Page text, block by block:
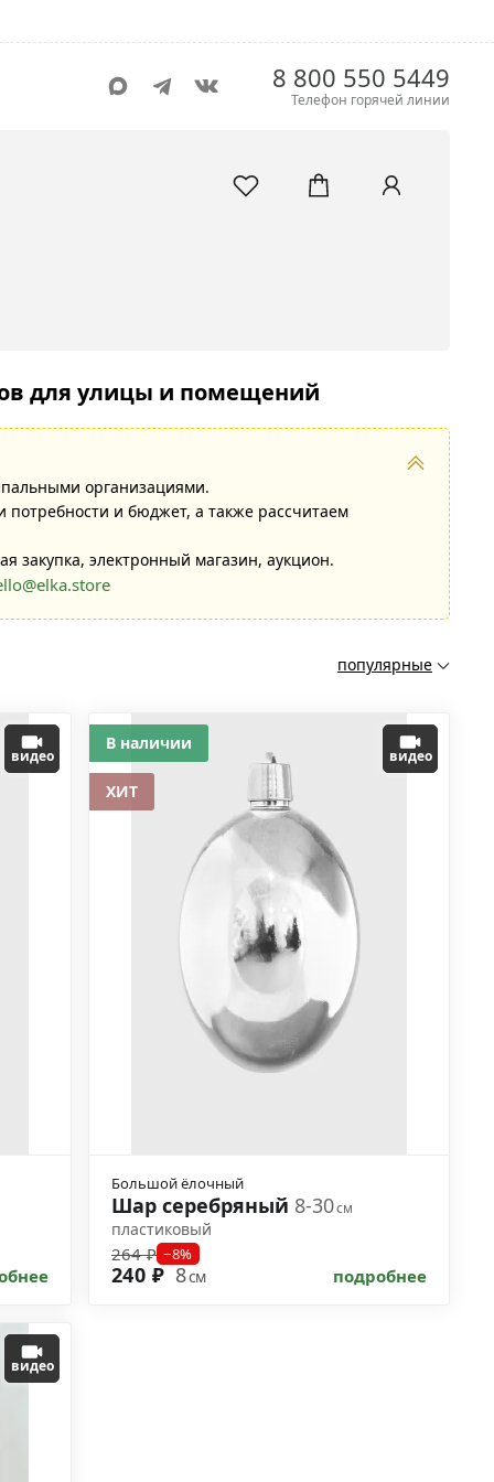
8 800 550 5449
Телефон горячей линии
для улицы и помещений
организациями.
и бюджет, а также рассчитаем
закупка, электронный магазин, аукцион.
популярные
видео видео
Большой ёлочный
Шар серебряный 8-30см
пластиковый
264 ₽ −8%
240 ₽ 8см подробнее
В наличии
ХИТ
видео